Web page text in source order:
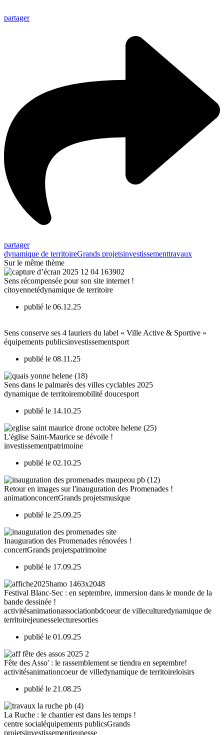
partager
partager
dynamique de territoireGrands projetsinvestissementtravaux
Sur le même thème
Sens récompensée pour son site internet !
citoyennetédynamique de territoire
publié le 06.12.25
Sens conserve ses 4 lauriers du label « Ville Active & Sportive »
équipements publicsinvestissementsport
publié le 08.11.25
Sens dans le palmarès des villes cyclables 2025
dynamique de territoiremobilité doucesport
publié le 14.10.25
L'église Saint-Maurice se dévoile !
investissementpatrimoine
publié le 02.10.25
Retour en images sur l'inauguration des Promenades !
animationconcertGrands projetsmusique
publié le 25.09.25
Inauguration des Promenades rénovées !
concertGrands projetspatrimoine
publié le 17.09.25
Festival Blanc-Sec : en septembre, immersion dans le monde de la
bande dessinée !
activitésanimationassociationbdcoeur de villeculturedynamique de
territoirejeunesselecturesorties
publié le 01.09.25
Fête des Asso' : le rassemblement se tiendra en septembre!
activitésanimationcoeur de villedynamique de territoireloisirs
publié le 21.08.25
La Ruche : le chantier est dans les temps !
centre socialéquipements publicsGrands
projetsinvestissementjeunesse